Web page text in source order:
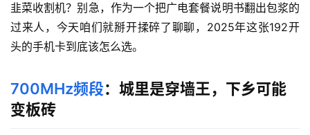
韭菜收割机？别急，作为一个把广电套餐说明书翻出包浆的
过来人，今天咱们就掰开揉碎了聊聊，2025年这张192开
头的手机卡到底该怎么选。
700MHz频段：城里是穿墙王，下乡可能
变板砖